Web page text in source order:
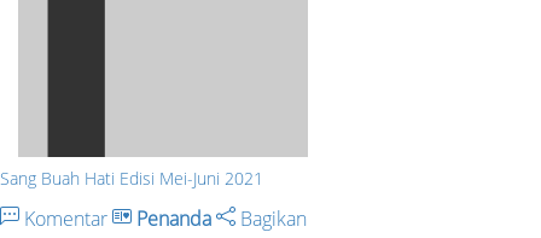
Sang Buah Hati Edisi Mei-Juni 2021
Komentar Penanda Bagikan